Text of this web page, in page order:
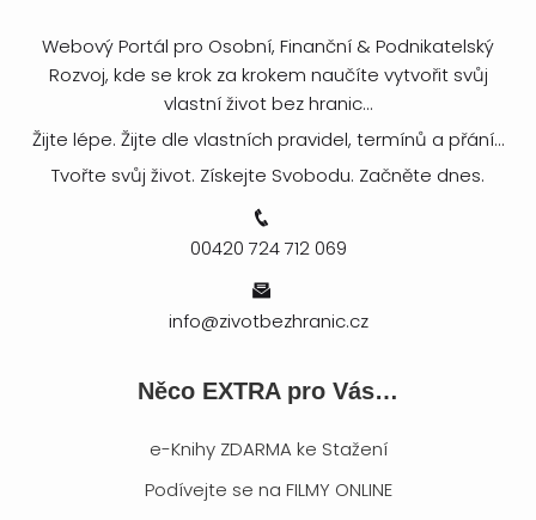
Webový Portál pro Osobní, Finanční & Podnikatelský
Rozvoj, kde se krok za krokem naučíte vytvořit svůj
vlastní život bez hranic...
Žijte lépe. Žijte dle vlastních pravidel, termínů a přání...
Tvořte svůj život. Získejte Svobodu. Začněte dnes.
00420 724 712 069
info@zivotbezhranic.cz
Něco EXTRA pro Vás…
e-Knihy ZDARMA ke Stažení
Podívejte se na FILMY ONLINE